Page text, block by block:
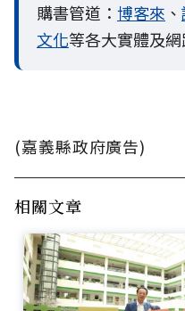
購書管道： 博客來 、
文化等各大實體及
(嘉義縣政府廣告)
相關文章